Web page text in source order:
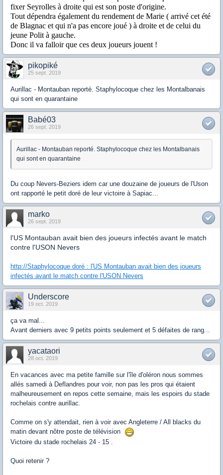
fixer Seyrolles à droite qui est son poste d'origine.
Tout dépendra également du rendement de Marie ( arrivé cet été
de Blagnac et qui n'a pas encore joué ) à droite et de celui du
jeune Polit à gauche.
Donc il va falloir que ces deux joueurs jouent !
pikopiké
25 sept. 2019
Aurillac - Montauban reporté. Staphylocoque chez les Montalbanais
qui sont en quarantaine
Babé03
26 sept. 2019
Aurillac - Montauban reporté. Staphylocoque chez les Montalbanais
qui sont en quarantaine
Du coup Nevers-Beziers idem car une douzaine de joueurs de l'Uson
ont rapporté le petit doré de leur victoire à Sapiac...
marko
26 sept. 2019
l'US Montauban avait bien des joueurs infectés avant le match
contre l'USON Nevers
http://Staphylocoque doré : l'US Montauban avait bien des joueurs
infectés avant le match contre l'USON Nevers
Underscore
19 oct. 2019
ça va mal...
Avant derniers avec 9 petits points seulement et 5 défaites de rang...
yacataori
28 oct. 2019
En vacances avec ma petite famille sur l'île d'oléron nous sommes
allés samedi à Deflandres pour voir, non pas les pros qui étaient
malheureusement en repos cette semaine, mais les espoirs du stade
rochelais contre aurillac.
Comme on s'y attendait, rien à voir avec Angleterre / All blacks du
matin devant nôtre poste de télévision
Victoire du stade rochelais 24 - 15 .
Quoi retenir ?